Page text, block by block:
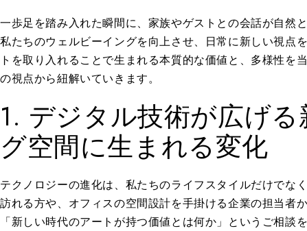
一歩足を踏み入れた瞬間に、家族やゲストとの会話が自然
私たちのウェルビーイングを向上させ、日常に新しい視点
トを取り入れることで生まれる本質的な価値と、多様性
の視点から紐解いていきます。
1. デジタル技術が広げ
グ空間に生まれる変化
テクノロジーの進化は、私たちのライフスタイルだけでな
訪れる方や、オフィスの空間設計を手掛ける企業の担当者
「新しい時代のアートが持つ価値とは何か」というご相